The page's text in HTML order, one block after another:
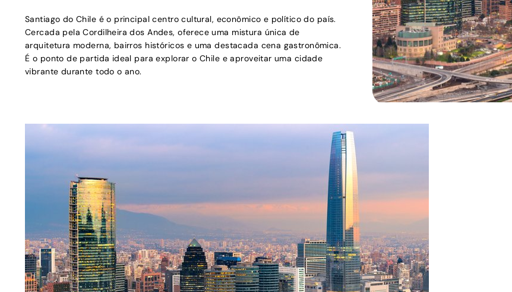
Santiago do Chile é o principal centro cultural, econômico e político do país.
Cercada pela Cordilheira dos Andes, oferece uma mistura única de
arquitetura moderna, bairros históricos e uma destacada cena gastronômica.
É o ponto de partida ideal para explorar o Chile e aproveitar uma cidade
vibrante durante todo o ano.